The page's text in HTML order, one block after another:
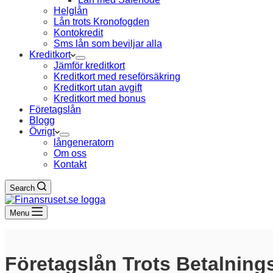
Helglån
Lån trots Kronofogden
Kontokredit
Sms lån som beviljar alla
Kreditkort
Jämför kreditkort
Kreditkort med reseförsäkring
Kreditkort utan avgift
Kreditkort med bonus
Företagslån
Blogg
Övrigt
långeneratorn
Om oss
Kontakt
Search
Menu
Företagslån Trots